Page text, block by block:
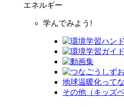
エネルギー
学んでみよう!
地球温暖化って
その他（キッズ